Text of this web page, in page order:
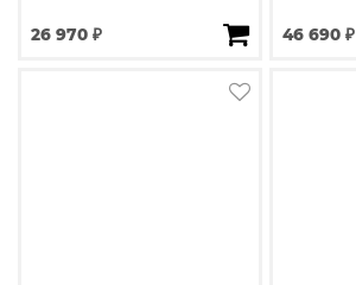
26 970 ₽ 46 690 ₽